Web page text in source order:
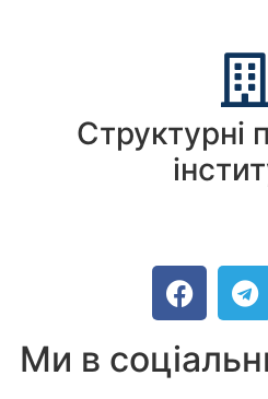
Структурні
Ми в